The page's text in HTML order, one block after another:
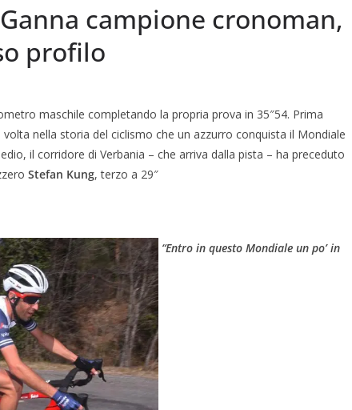
campione cronoman,
profilo
maschile completando la propria prova in 35″54. Prima
nella storia del ciclismo che un azzurro conquista il Mondiale
il corridore di Verbania – che arriva dalla pista – ha preceduto
Stefan Kung, terzo a 29″
“Entro in questo Mondiale un po’ in